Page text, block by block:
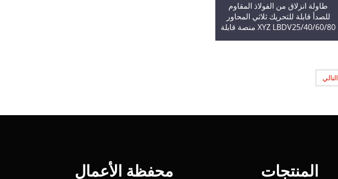
طاولة انزلاق من الفولاذ المقاوم
للصدأ قابلة للتحريك ثلاثي المحاور
XYZ LBDV25/40/60/80 منصة قابلة
التالي
المنتجات محفظة الأعمال